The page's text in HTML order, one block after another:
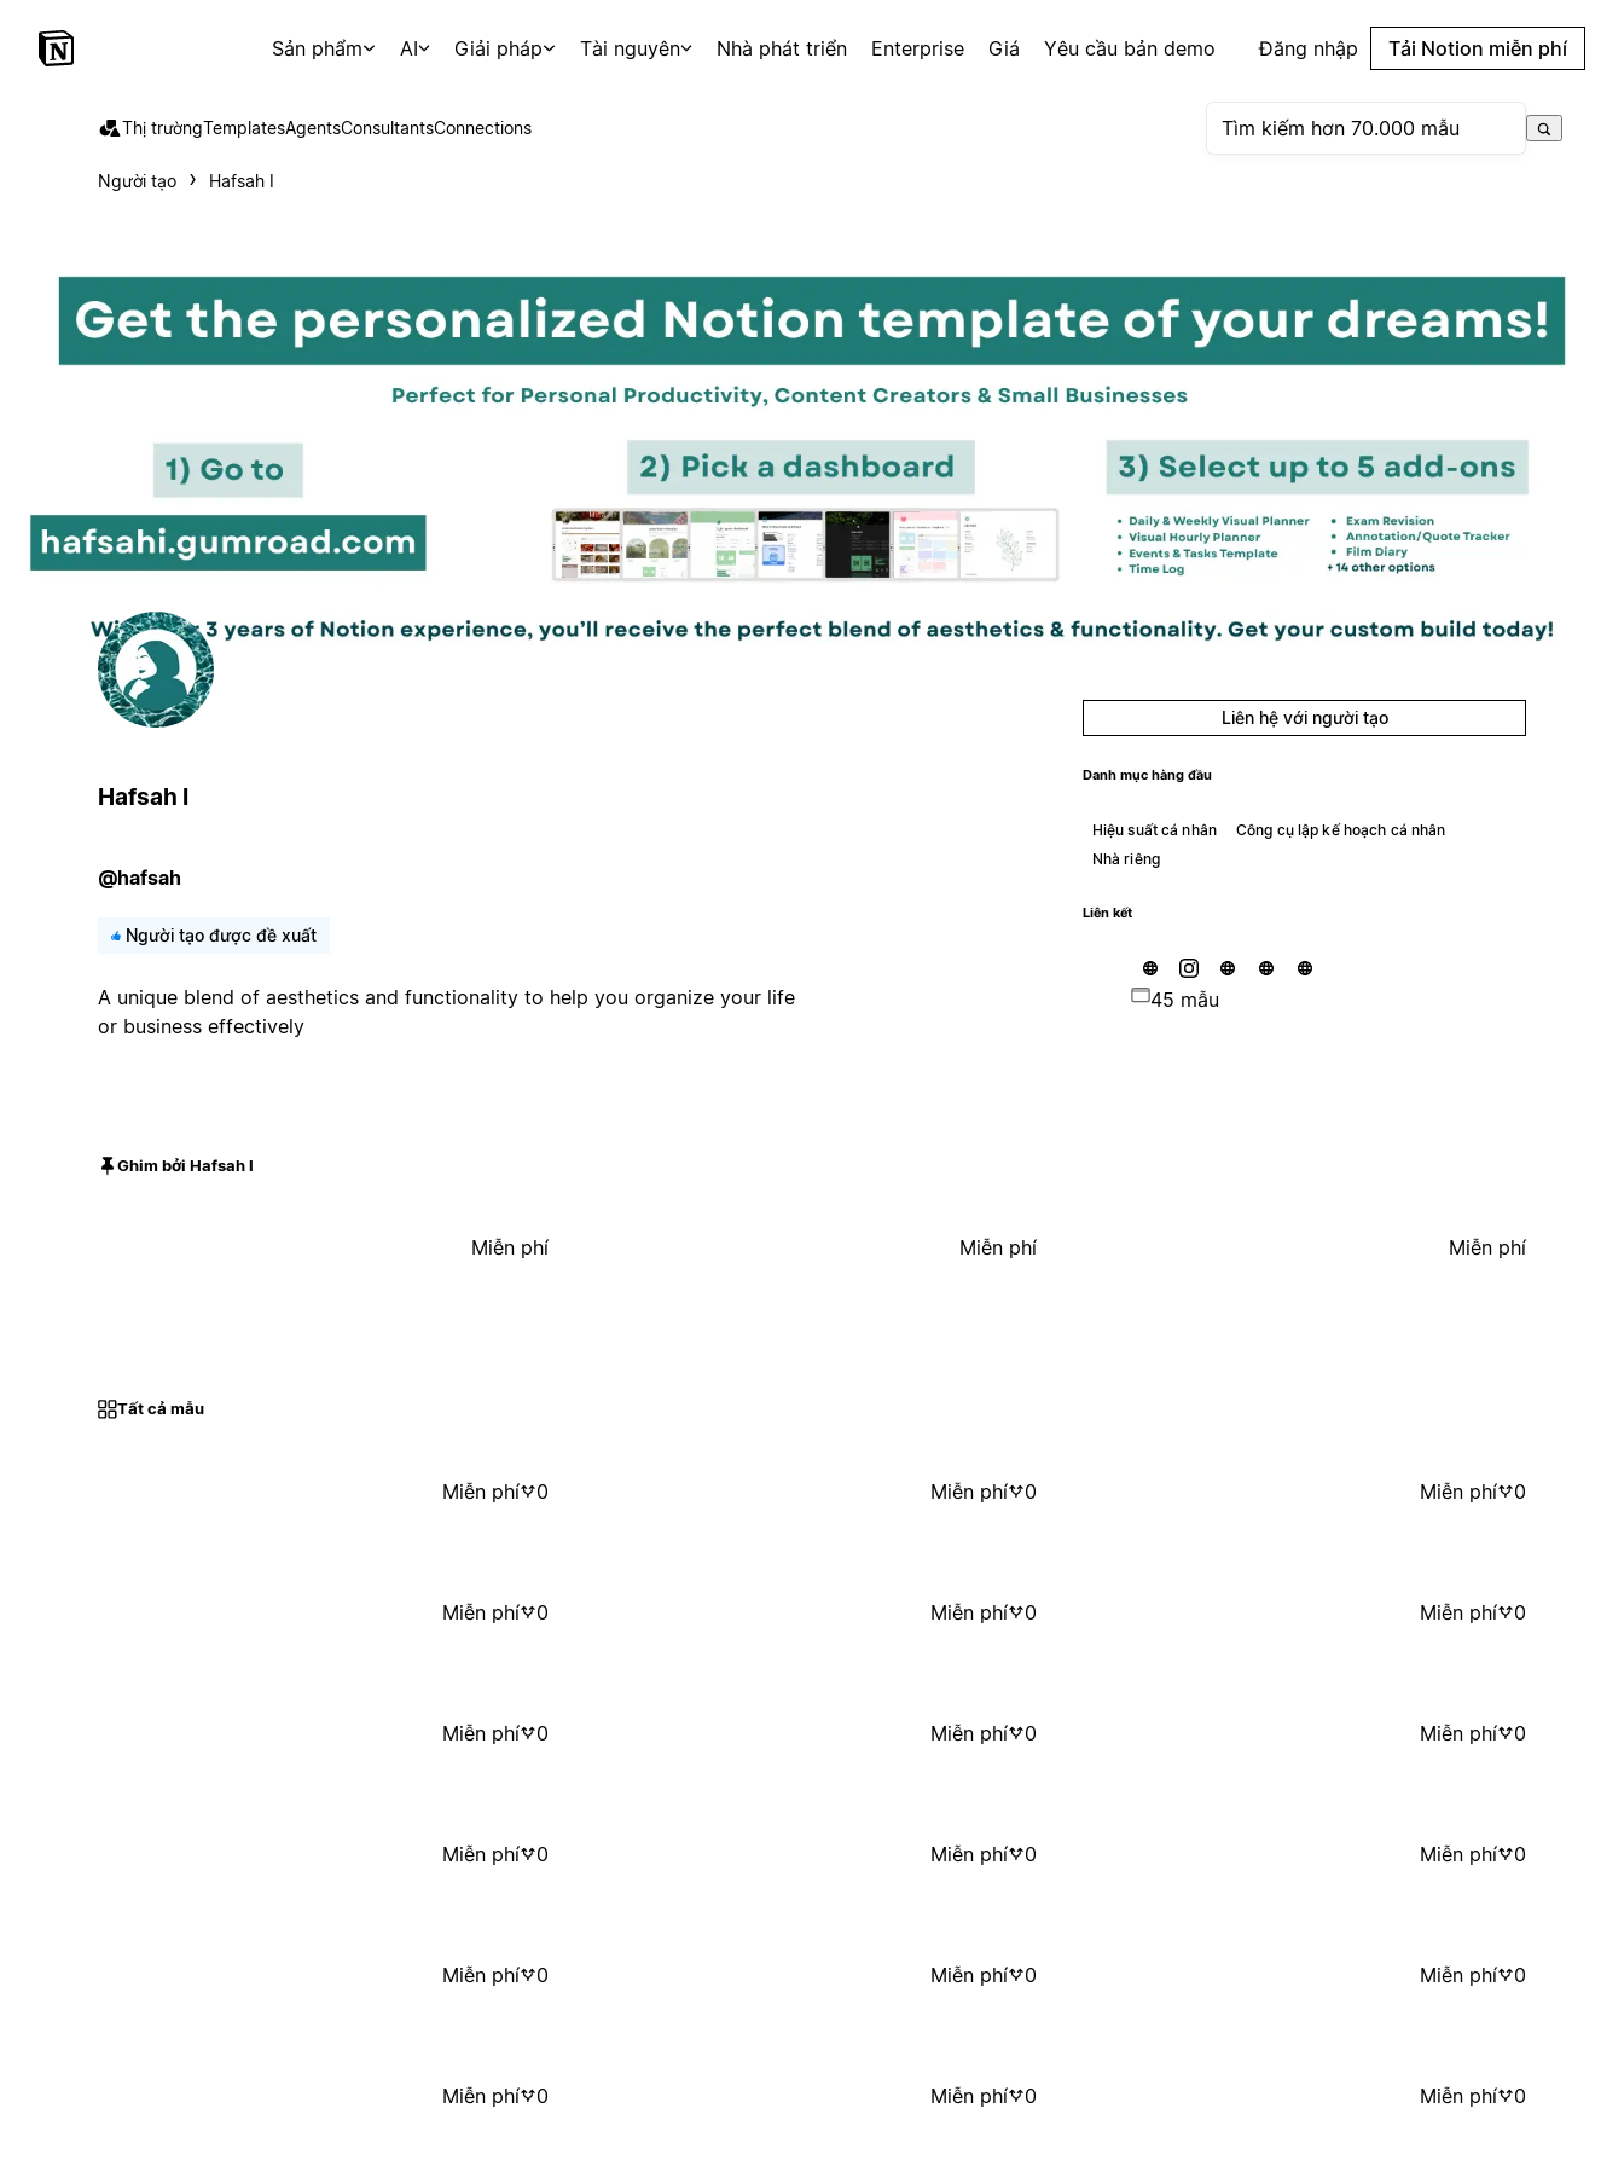
Sản phẩm AI Giải pháp Tài nguyên Nhà phát triển Enterprise Giá Yêu cầu bản demo Đăng nhập Tải Notion miễn phí
Thị trườngTemplatesAgentsConsultantsConnections
Người tạo Hafsah I
Hafsah I
@hafsah
Người tạo được đề xuất
A unique blend of aesthetics and functionality to help you organize your life
or business effectively
Liên hệ với người tạo
Danh mục hàng đầu
Hiệu suất cá nhân
Công cụ lập kế hoạch cá nhân
Nhà riêng
Liên kết
45 mẫu
Ghim bởi Hafsah I
Miễn phí Miễn phí Miễn phí
Tất cả mẫu
Miễn phí 0 Miễn phí 0 Miễn phí 0
Miễn phí 0 Miễn phí 0 Miễn phí 0
Miễn phí 0 Miễn phí 0 Miễn phí 0
Miễn phí 0 Miễn phí 0 Miễn phí 0
Miễn phí 0 Miễn phí 0 Miễn phí 0
Miễn phí 0 Miễn phí 0 Miễn phí 0